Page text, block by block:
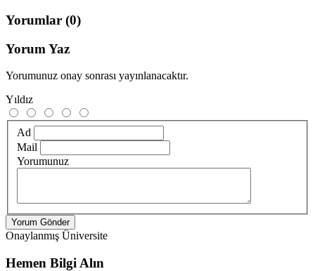
Yorumlar (0)
Yorum Yaz
Yorumunuz onay sonrası yayınlanacaktır.
Yıldız
Ad
Mail
Yorumunuz
Yorum Gönder
Onaylanmış Üniversite
Hemen Bilgi Alın